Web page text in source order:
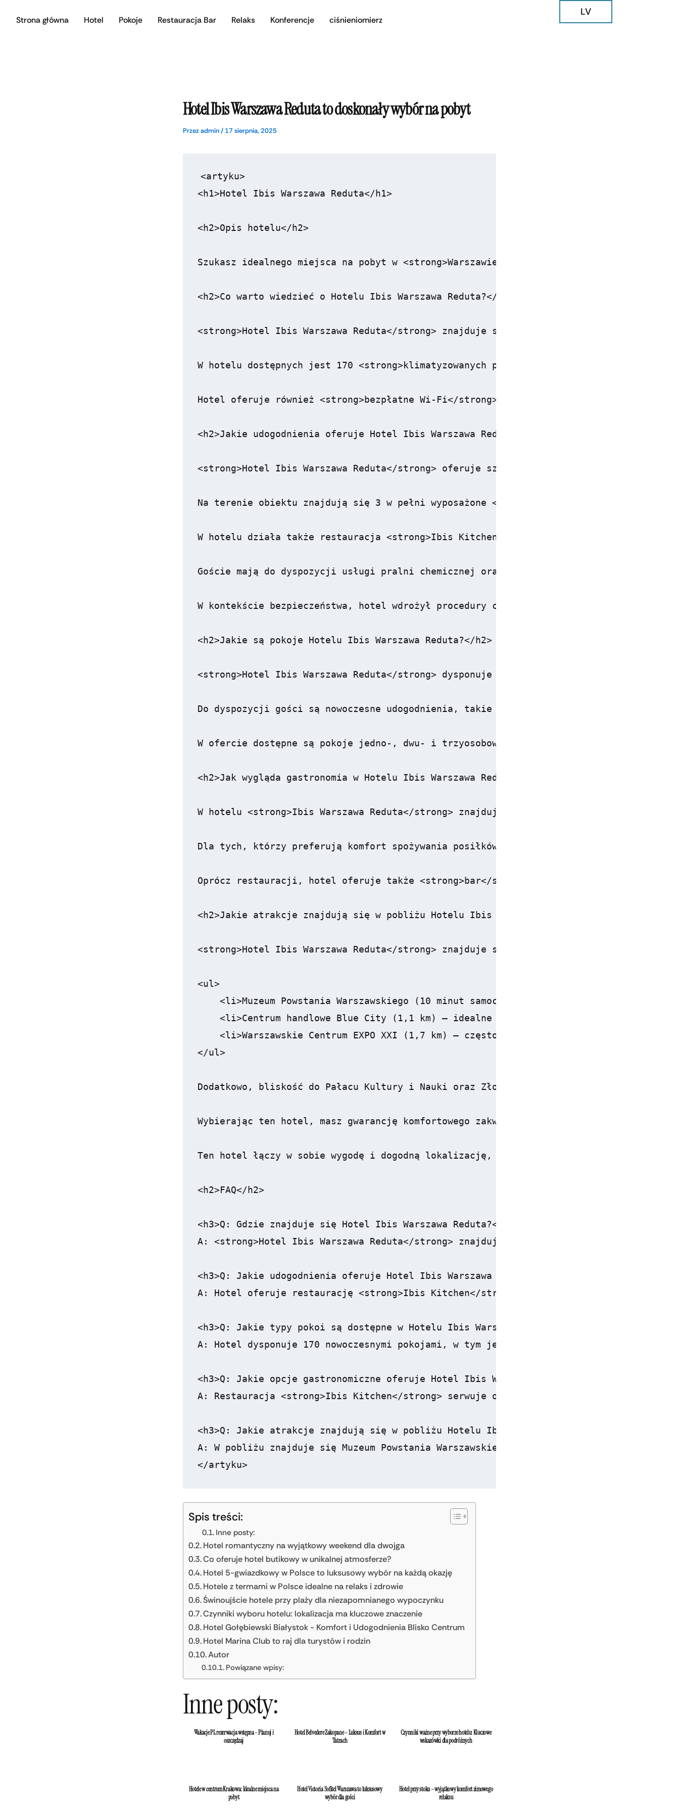
Strona główna Hotel Pokoje Restauracja Bar Relaks Konferencje ciśnieniomierz
LV
Hotel Ibis Warszawa Reduta to doskonały wybór na pobyt
Przezadmin/ 17 sierpnia, 2025
<artyku>
<h1>Hotel Ibis Warszawa Reduta</h1>
<h2>Opis hotelu</h2>
Szukasz idealnego miejsca na pobyt w <strong>Warszawie</strong>, które łączy
<h2>Co warto wiedzieć o Hotelu Ibis Warszawa Reduta?</h2>
<strong>Hotel Ibis Warszawa Reduta</strong> znajduje się w dogodnej lokalizacji w
W hotelu dostępnych jest 170 <strong>klimatyzowanych pokoi</strong>, w tym pokoje
Hotel oferuje również <strong>bezpłatne Wi-Fi</strong>, co jest istotne dla gości,
<h2>Jakie udogodnienia oferuje Hotel Ibis Warszawa Reduta?</h2>
<strong>Hotel Ibis Warszawa Reduta</strong> oferuje szereg udogodnień
Na terenie obiektu znajdują się 3 w pełni wyposażone <strong>sale konferencyjne</
W hotelu działa także restauracja <strong>Ibis Kitchen</strong>, która serwuje
Goście mają do dyspozycji usługi pralni chemicznej oraz całodobową recepcję, co
W kontekście bezpieczeństwa, hotel wdrożył procedury czystości zgodne z
<h2>Jakie są pokoje Hotelu Ibis Warszawa Reduta?</h2>
<strong>Hotel Ibis Warszawa Reduta</strong> dysponuje 170 nowocześnie urządzonymi
Do dyspozycji gości są nowoczesne udogodnienia, takie jak dostęp do płatnego
W ofercie dostępne są pokoje jedno-, dwu- i trzyosobowe, co sprawia, że hotel jest
<h2>Jak wygląda gastronomia w Hotelu Ibis Warszawa Reduta?</h2>
W hotelu <strong>Ibis Warszawa Reduta</strong> znajduje się restauracja <strong>Ibis
Dla tych, którzy preferują komfort spożywania posiłków w swoim pokoju, dostępna jest
Oprócz restauracji, hotel oferuje także <strong>bar</strong>, gdzie można zamówić
<h2>Jakie atrakcje znajdują się w pobliżu Hotelu Ibis Warszawa Reduta?</h2>
<strong>Hotel Ibis Warszawa Reduta</strong> znajduje się w dogodnej lokalizacji,
<ul>
<li>Muzeum Powstania Warszawskiego (10 minut samochodem) – to kluczowe miejsce
<li>Centrum handlowe Blue City (1,1 km) – idealne dla miłośników zakupów i
<li>Warszawskie Centrum EXPO XXI (1,7 km) – często odbywają się tu różne wystawy
</ul>
Dodatkowo, bliskość do Pałacu Kultury i Nauki oraz Złotych Tarasów sprawia, że hotel
Wybierając ten hotel, masz gwarancję komfortowego zakwaterowania w pobliżu
Ten hotel łączy w sobie wygodę i dogodną lokalizację, co czyni go idealnym punktem
<h2>FAQ</h2>
<h3>Q: Gdzie znajduje się Hotel Ibis Warszawa Reduta?</h3>
A: <strong>Hotel Ibis Warszawa Reduta</strong> znajduje się blisko lotniska Chopina
<h3>Q: Jakie udogodnienia oferuje Hotel Ibis Warszawa Reduta?</h3>
A: Hotel oferuje restaurację <strong>Ibis Kitchen</strong>, trzy <strong>sale
<h3>Q: Jakie typy pokoi są dostępne w Hotelu Ibis Warszawa Reduta?</h3>
A: Hotel dysponuje 170 nowoczesnymi pokojami, w tym jedno-, dwu- i trzyosobowymi
<h3>Q: Jakie opcje gastronomiczne oferuje Hotel Ibis Warszawa Reduta?</h3>
A: Restauracja <strong>Ibis Kitchen</strong> serwuje obiady i kolacje, a śniadanie w
<h3>Q: Jakie atrakcje znajdują się w pobliżu Hotelu Ibis Warszawa Reduta?</h3>
A: W pobliżu znajduje się Muzeum Powstania Warszawskiego, centrum handlowe
Spis treści:
Inne posty:
Hotel romantyczny na wyjątkowy weekend dla dwojga
Co oferuje hotel butikowy w unikalnej atmosferze?
Hotel 5-gwiazdkowy w Polsce to luksusowy wybór na każdą okazję
Hotele z termami w Polsce idealne na relaks i zdrowie
Świnoujście hotele przy plaży dla niezapomnianego wypoczynku
Czynniki wyboru hotelu: lokalizacja ma kluczowe znaczenie
Hotel Gołębiewski Białystok - Komfort i Udogodnienia Blisko Centrum
Hotel Marina Club to raj dla turystów i rodzin
Autor
Powiązane wpisy:
Inne posty:
Wakacje PL rezerwacja wstępna - Planuj i
oszczędzaj
Hotel Belvedere Zakopane – Luksus i Komfort w
Tatrach
Czynniki ważne przy wyborze hotelu: Kluczowe
wskazówki dla podróżnych
Hotele w centrum Krakowa: Idealne miejsca na
pobyt
Hotel Victoria Sofitel Warszawa to luksusowy
wybór dla gości
Hotel przy stoku – wyjątkowy komfort zimowego
relaksu